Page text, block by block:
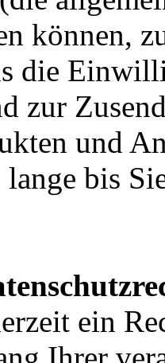
können,
die
zur
und
lange bis
ein